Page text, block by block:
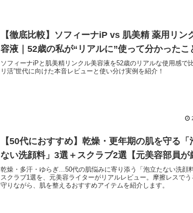
【徹底比較】ソフィーナiP vs 肌美精 薬用リン
容液｜52歳の私が“リアルに”使って分かったこ
ソフィーナiPと肌美精リンクル美容液を52歳のリアルな使用感で
リ活”世代に向けた本音レビューと使い分け実例を紹介！
【50代におすすめ】乾燥・更年期の肌を守る「
ない洗顔料」3選＋スクラブ2選【元美容部員が
乾燥・多汗・ゆらぎ…50代の肌悩みに寄り添う「泡立たない洗顔
スクラブ1選を、元美容ライターがリアルレビュー。摩擦レスでう
守りながら、肌を整えるおすすめアイテムを紹介します。